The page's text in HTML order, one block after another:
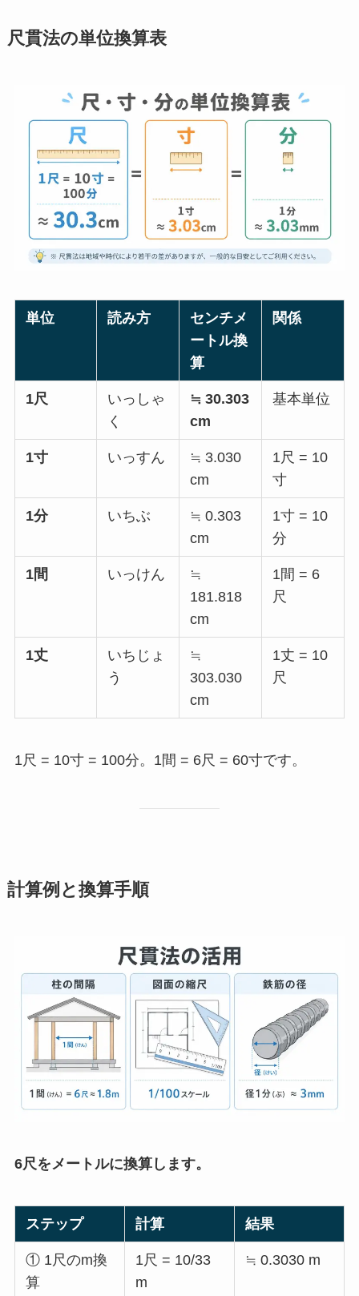
尺貫法の単位換算表
単位 読み方
センチメ
ートル換
算
関係
1尺
いっしゃ
く
≒ 30.303
cm
基本単位
1寸 いっすん
≒ 3.030
cm
1尺 = 10
寸
1分 いちぶ
≒ 0.303
cm
1寸 = 10
分
1間 いっけん
≒
181.818
cm
1間 = 6
尺
1丈
いちじょ
う
≒
303.030
cm
1丈 = 10
尺
1尺 = 10寸 = 100分。1間 = 6尺 = 60寸です。
計算例と換算手順
6尺をメートルに換算します。
ステップ 計算 結果
① 1尺のm換
算
1尺 = 10/33
m
≒ 0.3030 m